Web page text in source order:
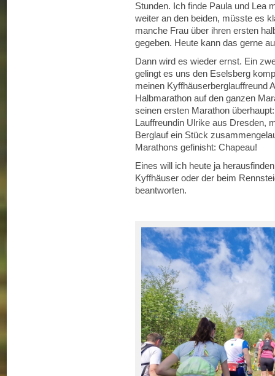
Stunden. Ich finde Paula und Lea
weiter an den beiden, müsste es
manche Frau über ihren ersten
gegeben. Heute kann das gerne
Dann wird es wieder ernst. Ein
gelingt es uns den Eselsberg
meinen Kyffhäuserberglauffreund
Halbmarathon auf den ganzen
seinen ersten Marathon
Lauffreundin Ulrike aus Dresden,
Berglauf ein Stück
Marathons gefinisht: Chapeau!
Eines will ich heute ja
Kyffhäuser oder der beim
beantworten.